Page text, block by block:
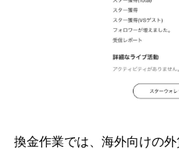
換金作業では、海外向けの